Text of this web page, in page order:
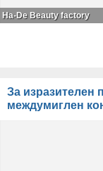
На-De Beauty factory
За изразителен
междумиглен